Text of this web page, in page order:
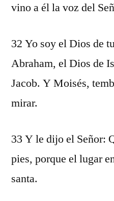
vino a él la voz del
32 Yo soy el Dios de
Abraham, el Dios de
Jacob. Y Moisés,
mirar.
33 Y le dijo el Señor:
pies, porque el lugar
santa.